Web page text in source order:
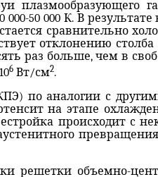
50 000 К. В
сравнительно
отклонению
раз больше, чем в
106 Вт/см2.
по аналогии с
на этапе
происходит с
решетки объемно-